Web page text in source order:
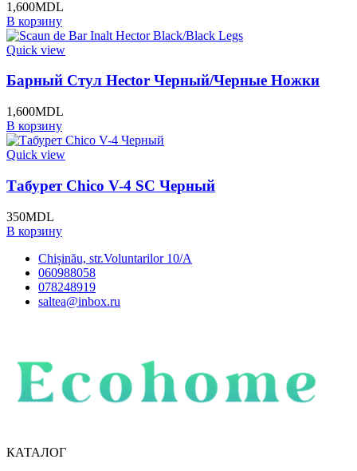
1,600MDL
В корзину
Quick view
Барный Стул Hector Черный/Черные Ножки
1,600MDL
В корзину
Quick view
Табурет Chico V-4 SC Черный
350MDL
В корзину
Chișinău, str.Voluntarilor 10/A
060988058
078248919
saltea@inbox.ru
КАТАЛОГ